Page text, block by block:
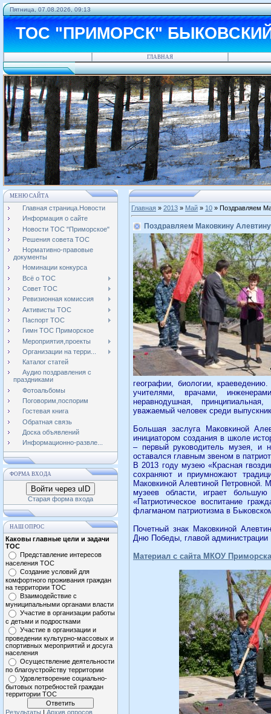
Пятница, 07.08.2026, 09:13
ТОС "ПРИМОРСК"
ГЛАВНАЯ
МЕНЮ САЙТА
Главная страница.Новости
Информация о сайте
Новости ТОС "Приморское"
Решения совета ТОС
Нормативно-правовые
документы
Номинации конкурса
Всё о ТОС
Совет ТОС
Ревизионная комиссия
Активисты ТОС
Паспорт ТОС
Гимн ТОС Приморское
Мероприятия,проекты
Организации на терри...
Каталог статей
Аудио поздравления с
праздниками
Фотоальбомы
Поговорим,поспорим
Гостевая книга
Обратная связь
Доска объявлений
Информационно-развле...
ФОРМА ВХОДА
Войти через uID
Старая форма входа
НАШ ОПРОС
Каковы главные цели и задачи
ТОС
Представление интересов
населения ТОС
Создание условий для
комфортного проживания граждан
на территории ТОС
Взаимодействие с
муниципальными органами власти
Участие в организации работы
с детьми и подростками
Участие в организации и
проведении культурно-массовых и
спортивных мероприятий и досуга
населения
Осуществление деятельности
по благоустройству территории
Удовлетворение социально-
бытовых потребностей граждан
территории ТОС
Результаты | Архив опросов
Главная » 2013 » Май » 10 » Поздравляем
Поздравляем Маковкину
географии, биологии, краеведению.
учителями, врачами,
неравнодушная,
уважаемый человек среди
Большая заслуга Маковкиной
инициатором создания в школе
– первый руководитель музея, и
оставался главным звеном в
В 2013 году музею «Красная
сохраняют и приумножают
Маковкиной Алевтиной Петровной.
музеев области, играет
«Патриотическое воспитание
флагманом патриотизма в
Почетный знак Маковкиной
Дню Победы, главой
Материал с сайта МКОУ